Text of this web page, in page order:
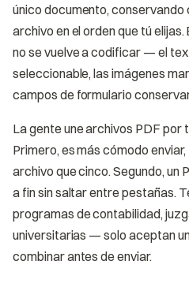
único documento, conservando
archivo en el orden que tú
no se vuelve a codificar — el
seleccionable, las imágenes
campos de formulario
La gente une archivos PDF
Primero, es más cómodo
archivo que cinco. Segundo, un
a fin sin saltar entre pestañas.
programas de contabilidad,
universitarias — solo aceptan
combinar antes de enviar.